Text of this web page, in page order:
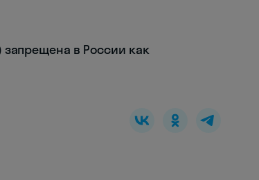
запрещена в России как